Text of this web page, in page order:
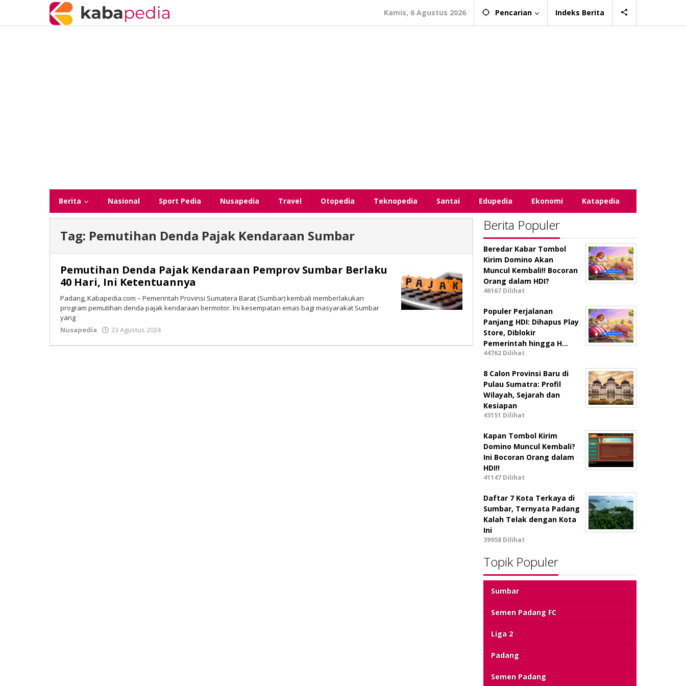
konten
Kamis, 6 Agustus 2026 Pencarian Indeks Berita
Berita Nasional Sport Pedia Nusapedia Travel Otopedia Teknopedia Santai Edupedia Ekonomi Katapedia
Tag: Pemutihan Denda Pajak Kendaraan Sumbar
Pemutihan Denda Pajak Kendaraan Pemprov Sumbar Berlaku
40 Hari, Ini Ketentuannya
Padang, Kabapedia.com – Pemerintah Provinsi Sumatera Barat (Sumbar) kembali memberlakukan
program pemutihan denda pajak kendaraan bermotor. Ini kesempatan emas bagi masyarakat Sumbar
yang
Nusapedia
23 Agustus 2024
Bastian
Berita Populer
Beredar Kabar Tombol
Kirim Domino Akan
Muncul Kembali!! Bocoran
Orang dalam HDI?
46167 Dilihat
Populer Perjalanan
Panjang HDI: Dihapus Play
Store, Diblokir
Pemerintah hingga H…
44762 Dilihat
8 Calon Provinsi Baru di
Pulau Sumatra: Profil
Wilayah, Sejarah dan
Kesiapan
43151 Dilihat
Kapan Tombol Kirim
Domino Muncul Kembali?
Ini Bocoran Orang dalam
HDI!!
41147 Dilihat
Daftar 7 Kota Terkaya di
Sumbar, Ternyata Padang
Kalah Telak dengan Kota
Ini
39958 Dilihat
Topik Populer
Sumbar
Semen Padang FC
Liga 2
Padang
Semen Padang